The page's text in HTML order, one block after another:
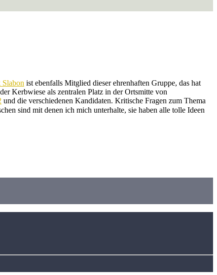
ist ebenfalls Mitglied dieser ehrenhaften Gruppe, das hat
Kerbwiese als zentralen Platz in der Ortsmitte von
und die verschiedenen Kandidaten. Kritische Fragen zum Thema
sind mit denen ich mich unterhalte, sie haben alle tolle Ideen